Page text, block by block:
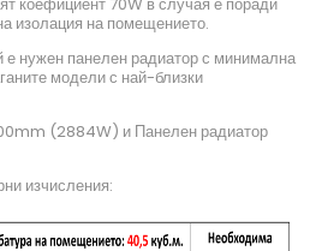
коефициент 70W в случая е поради
изолация на помещението.
е нужен панелен радиатор с минимална
модели с най-близки
(2884W) и Панелен радиатор
изчисления: